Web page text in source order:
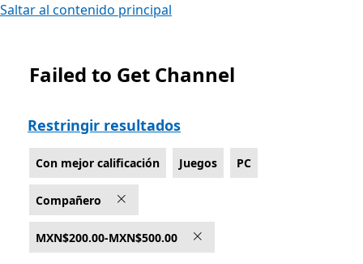
Saltar al contenido principal
Lista Microsoft.com
Failed to Get Channel
Restringir resultados
Con mejor calificación Juegos PC
Compañero
MXN$200.00-MXN$500.00